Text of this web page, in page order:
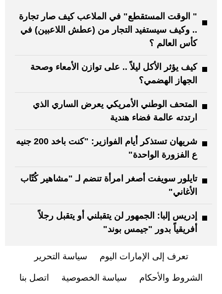
" الوقت المستقطع" في الملاعب كيف صار تجارة
.. وكيف سيستفيد التجار من (عطش اللاعبين) في
كأس العالم ؟
كيف يؤثر الأكل ليلاً .. على توازن الأمعاء وصحة
الجهاز الهضمي؟
المتحف الوطني الأمريكي يعرض الساري الذي
ارتدته عالمة فضاء هندية
شريهان تستذكر أيام الفوازير: "كنت باخد 200 جنيه
ع الفزورة الواحدة"
تايلور سويفت أصغر امرأة تنضم لـ "مشاهير كُتّاب
الأغاني"
إدريس إلبا: الجمهور لن يتقبلني أو يتقبل رجلاً
أفريقياً بدور "جيمس بوند"
تعرف إلى الإمارات اليوم سياسة التحرير
الشروط والأحكام سياسة الخصوصية اتصل بنا